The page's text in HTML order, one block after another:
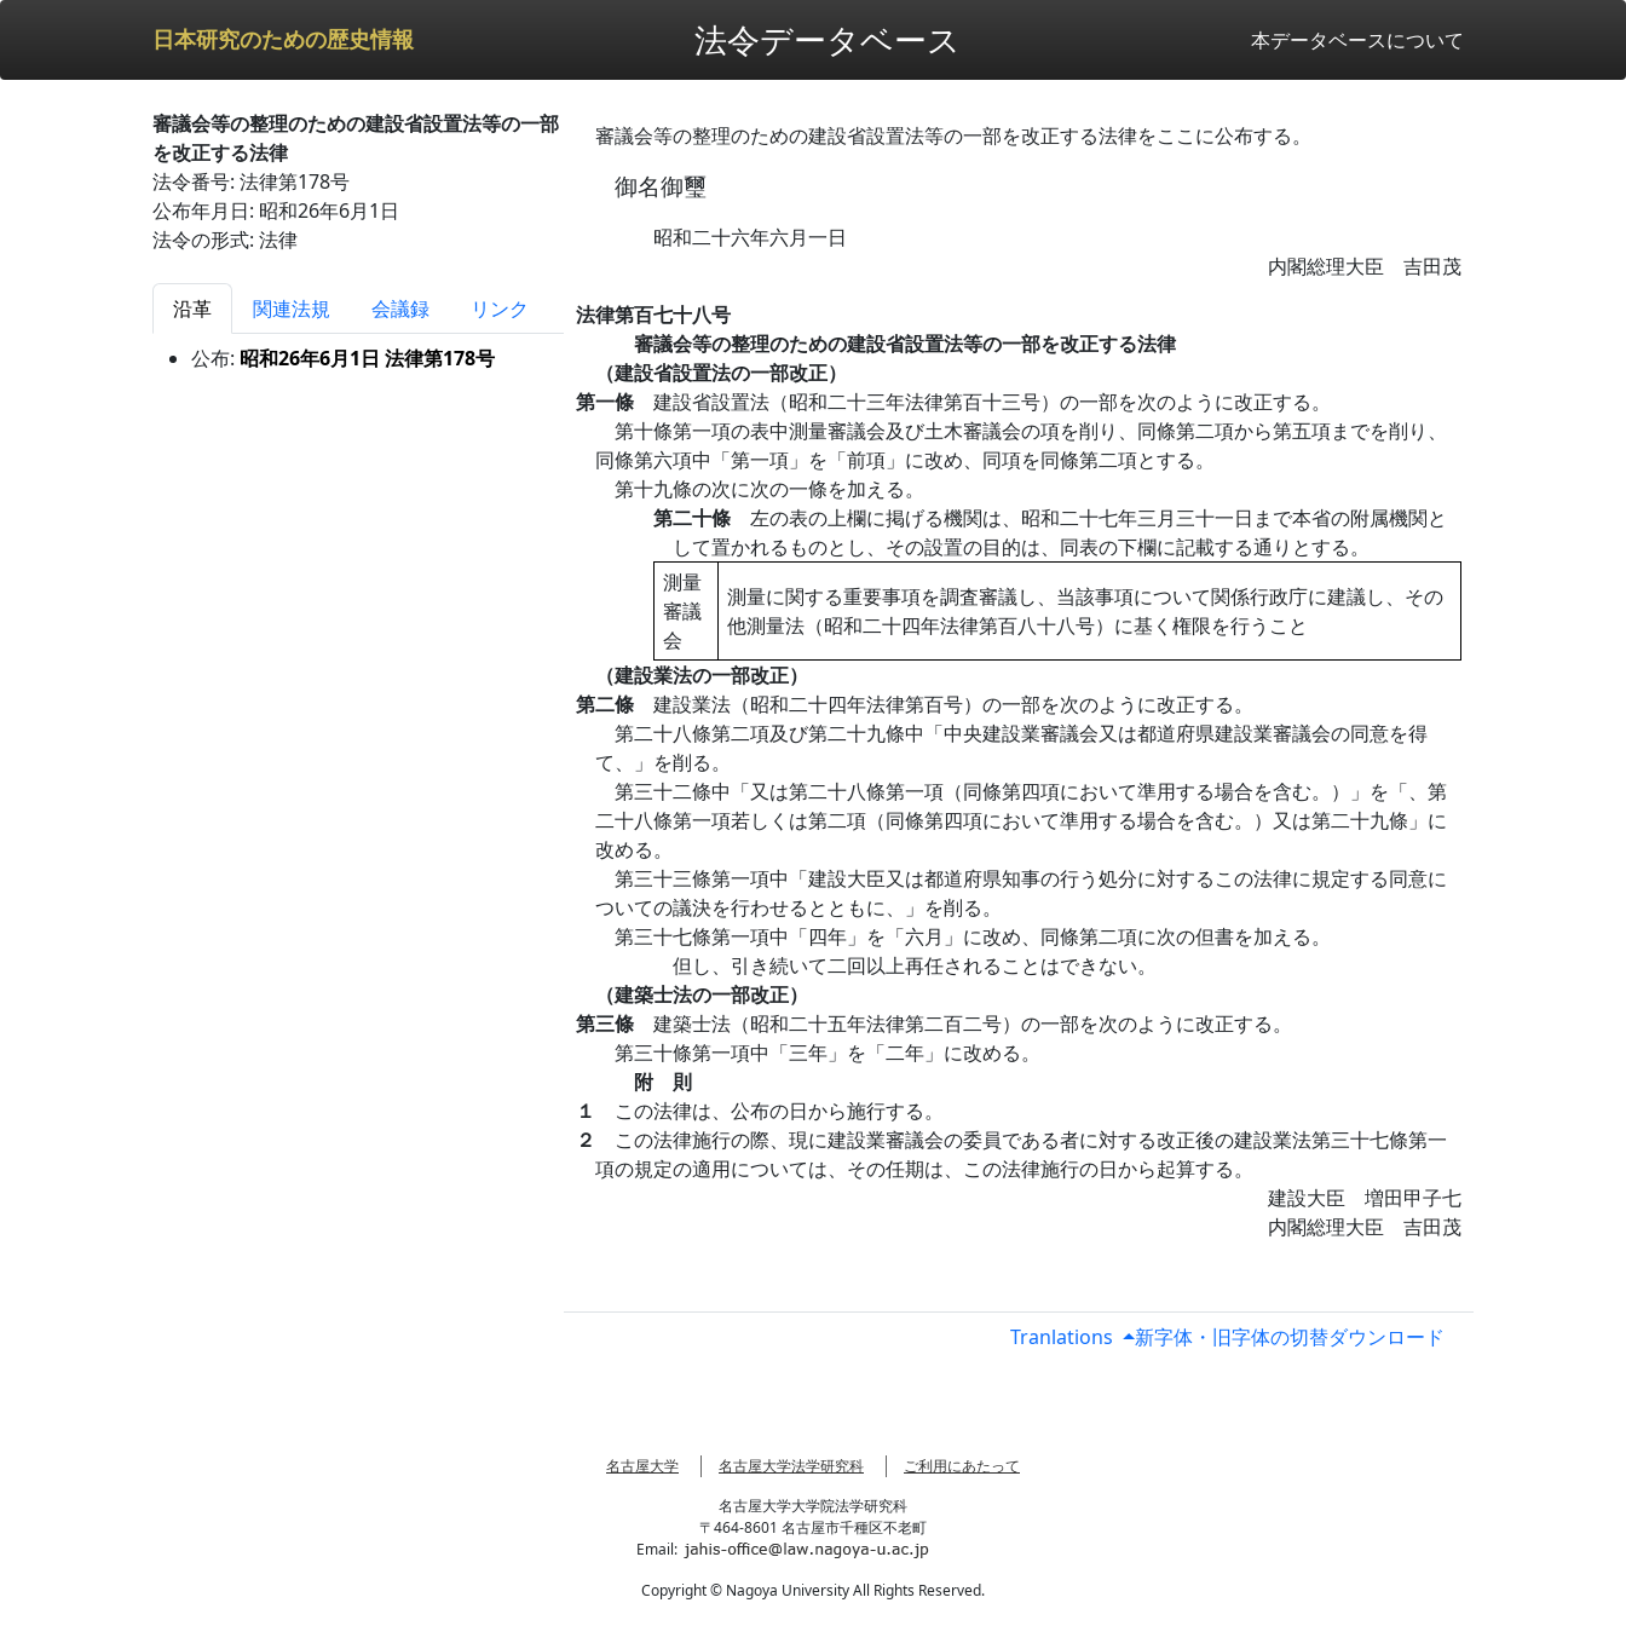
日本研究のための歴史情報 法令データベース 本データベースについて
審議会等の整理のための建設省設置法等の一部
を改正する法律
法令番号: 法律第178号
公布年月日: 昭和26年6月1日
法令の形式: 法律
沿革 関連法規 会議録
リンク
公布: 昭和26年6月1日 法律第178号
審議会等の整理のための建設省設置法等の一部を改正する法律をここに公布する。
御名御璽
昭和二十六年六月一日
内閣総理大臣 吉田茂
法律第百七十八号
審議会等の整理のための建設省設置法等の一部を改正する法律
（建設省設置法の一部改正）
第一條 建設省設置法（昭和二十三年法律第百十三号）の一部を次のように改正する。
第十條第一項の表中測量審議会及び土木審議会の項を削り、同條第二項から第五項までを削り、
同條第六項中「第一項」を「前項」に改め、同項を同條第二項とする。
第十九條の次に次の一條を加える。
第二十條 左の表の上欄に掲げる機関は、昭和二十七年三月三十一日まで本省の附属機関と
して置かれるものとし、その設置の目的は、同表の下欄に記載する通りとする。
測量
審議
会
測量に関する重要事項を調査審議し、当該事項について関係行政庁に建議し、その
他測量法（昭和二十四年法律第百八十八号）に基く権限を行うこと
（建設業法の一部改正）
第二條 建設業法（昭和二十四年法律第百号）の一部を次のように改正する。
第二十八條第二項及び第二十九條中「中央建設業審議会又は都道府県建設業審議会の同意を得
て、」を削る。
第三十二條中「又は第二十八條第一項（同條第四項において準用する場合を含む。）」を「、第
二十八條第一項若しくは第二項（同條第四項において準用する場合を含む。）又は第二十九條」に
改める。
第三十三條第一項中「建設大臣又は都道府県知事の行う処分に対するこの法律に規定する同意に
ついての議決を行わせるとともに、」を削る。
第三十七條第一項中「四年」を「六月」に改め、同條第二項に次の但書を加える。
但し、引き続いて二回以上再任されることはできない。
（建築士法の一部改正）
第三條 建築士法（昭和二十五年法律第二百二号）の一部を次のように改正する。
第三十條第一項中「三年」を「二年」に改める。
附 則
１ この法律は、公布の日から施行する。
２ この法律施行の際、現に建設業審議会の委員である者に対する改正後の建設業法第三十七條第一
項の規定の適用については、その任期は、この法律施行の日から起算する。
建設大臣 増田甲子七
内閣総理大臣 吉田茂
Tranlations 新字体・旧字体の切替ダウンロード
名古屋大学 名古屋大学法学研究科
ご利用にあたって
名古屋大学大学院法学研究科
〒464-8601 名古屋市千種区不老町
Email:
Copyright © Nagoya University All Rights Reserved.